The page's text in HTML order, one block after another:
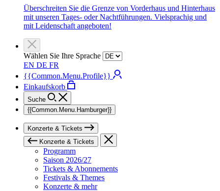
Überschreiten Sie die Grenze von Vorderhaus und Hinterhaus
mit unseren Tages- oder Nachtführungen. Vielsprachig und
mit Leidenschaft angeboten!
Wählen Sie Ihre Sprache
EN DE FR
{{Common.Menu.Profile}}
Einkaufskorb
Suche
{{Common.Menu.Hamburger}}
Konzerte & Tickets
Konzerte & Tickets
Programm
Saison 2026/27
Tickets & Abonnements
Festivals & Themes
Konzerte & mehr